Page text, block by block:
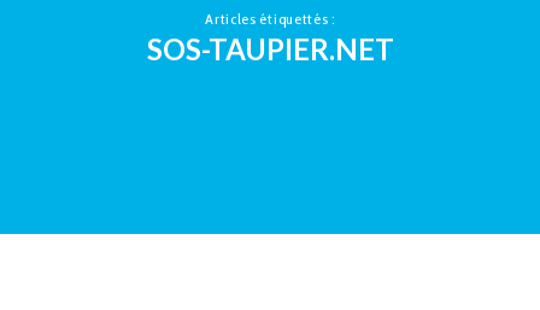
Articles étiquettés :
SOS-TAUPIER.NET